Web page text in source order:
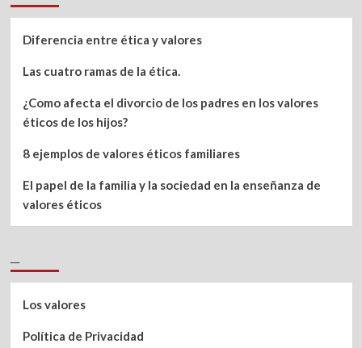
Diferencia entre ética y valores
Las cuatro ramas de la ética.
¿Como afecta el divorcio de los padres en los valores
éticos de los hijos?
8 ejemplos de valores éticos familiares
El papel de la familia y la sociedad en la enseñanza de
valores éticos
Los valores
Política de Privacidad